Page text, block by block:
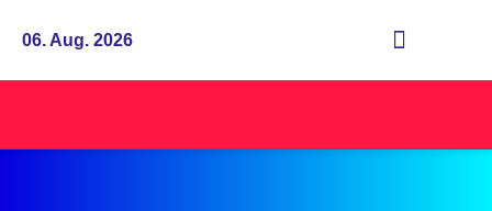
06. Aug. 2026